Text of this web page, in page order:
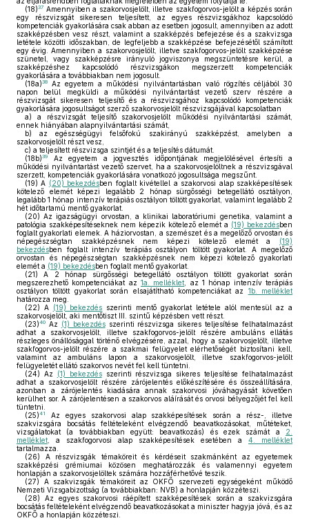
(18)37 Amennyiben a szakorvosjelölt, illetve szakfogorvos-jelölt a képzés során
egy részvizsgát sikeresen teljesített, az egyes részvizsgákhoz kapcsolódó
kompetenciák gyakorlására csak abban az esetben jogosult, amennyiben az adott
szakképzésben vesz részt, valamint a szakképzés befejezése és a szakvizsga
letétele közötti időszakban, de legfeljebb a szakképzése befejezésétől számított
egy évig. Amennyiben a szakorvosjelölt, illetve szakfogorvos-jelölt szakképzése
szünetel, vagy szakképzésre irányuló jogviszonya megszüntetésre kerül, a
szakképzéshez kapcsolódó részvizsgákon megszerzett kompetenciák
gyakorlására a továbbiakban nem jogosult.
(18a)38
Az egyetem a működési nyilvántartásban való rögzítés céljából 30
napon belül megküldi a működési nyilvántartást vezető szerv részére a
részvizsgát sikeresen teljesítő és a részvizsgához kapcsolódó kompetenciák
gyakorlására jogosultságot szerző szakorvosjelölt részvizsgájával kapcsolatban
a) a részvizsgát teljesítő szakorvosjelölt működési nyilvántartási számát,
ennek hiányában alapnyilvántartási számát,
b) az egészségügyi felsőfokú szakirányú szakképzést, amelyben a
szakorvosjelölt részt vesz,
c) a teljesített részvizsga szintjét és a teljesítés dátumát.
(18b)39
Az egyetem a jogvesztés időpontjának megjelölésével értesíti a
működési nyilvántartást vezető szervet, ha a szakorvosjelöltnek a részvizsgával
szerzett, kompetenciák gyakorlására vonatkozó jogosultsága megszűnt.
(19) A (20) bekezdésben foglalt kivétellel a szakorvosi alap szakképesítések
kötelező elemét képezi legalább 2 hónap sürgősségi betegellátó osztályon,
legalább 1 hónap intenzív terápiás osztályon töltött gyakorlat, valamint legalább 2
hét időtartamú mentő gyakorlat.
(20) Az igazságügyi orvostan, a klinikai laboratóriumi genetika, valamint a
patológia szakképesítéseknek nem képezik kötelező elemét a (19) bekezdésben
foglalt gyakorlati elemek. A háziorvostan, a szemészet és a megelőző orvostan és
népegészségtan szakképzésnek nem képezi kötelező elemét a (19)
bekezdésben foglalt intenzív terápiás osztályon töltött gyakorlat. A megelőző
orvostan és népegészségtan szakképzésnek nem képezi kötelező gyakorlati
elemét a (19) bekezdésben foglalt mentő gyakorlat.
(21) A 2 hónap sürgősségi betegellátó osztályon töltött gyakorlat során
megszerezhető kompetenciákat az 1a. melléklet , az 1 hónap intenzív terápiás
osztályon töltött gyakorlat során elsajátítható kompetenciákat az 1b. melléklet
határozza meg.
(22) A (19) bekezdés szerinti mentő gyakorlat letétele alól mentesül az a
szakorvosjelölt, aki mentőtiszt III. szintű képzésben vett részt.
(23)40 Az (1) bekezdésszerinti részvizsga sikeres teljesítése felhatalmazást
adhat a szakorvosjelölt, illetve szakfogorvos-jelölt részére ambuláns ellátás
részleges önállósággal történő elvégzésére, azzal, hogy a szakorvosjelölt, illetve
szakfogorvos-jelölt részére a szakmai felügyelet elérhetőségét biztosítani kell,
valamint az ambuláns lapon a szakorvosjelölt, illetve szakfogorvos-jelölt
felügyeletét ellátó szakorvos nevét fel kell tüntetni.
(24) Az (1) bekezdésszerinti részvizsga sikeres teljesítése felhatalmazást
adhat a szakorvosjelölt részére zárójelentés előkészítésére és összeállítására,
azonban a zárójelentés kiadására annak szakorvosi jóváhagyását követően
kerülhet sor. A zárójelentésen a szakorvos aláírását és orvosi bélyegzőjét fel kell
tüntetni.
(25)41
Az egyes szakorvosi alap szakképesítések során a rész-, illetve
szakvizsgára bocsátás feltételeként elvégzendő beavatkozásokat, műtéteket,
vizsgálatokat (a továbbiakban együtt: beavatkozás) és ezek számát a 2.
melléklet , a szakfogorvosi alap szakképesítések esetében a 4. melléklet
tartalmazza.
(26) A részvizsgák témaköreit és kérdéseit szakmánként az egyetemek
szakképzési grémiumai közösen meghatározzák és valamennyi egyetem
honlapján a szakorvosjelöltek számára hozzáférhetővé teszik.
(27) A szakvizsgák témaköreit az OKFŐ szervezeti egységeként működő
Nemzeti Vizsgabizottság (a továbbiakban: NVB) a honlapján közzéteszi.
(28) Az egyes szakorvosi ráépített szakképesítések során a szakvizsgára
bocsátás feltételeként elvégzendő beavatkozásokat a miniszter hagyja jóvá, és az
OKFŐ a honlapján közzéteszi.